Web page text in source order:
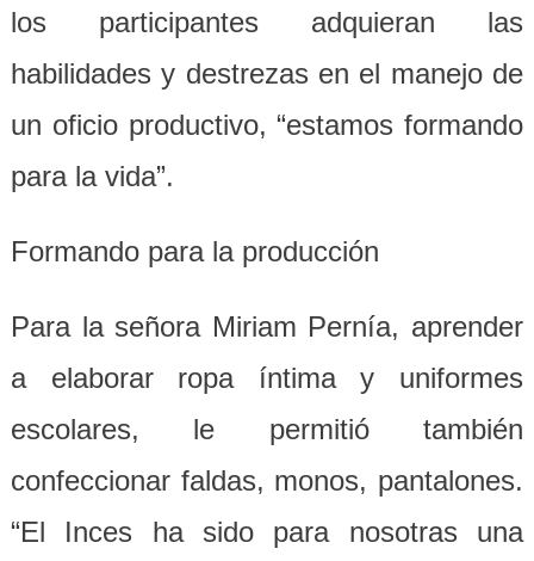
los participantes adquieran las
habilidades y destrezas en el manejo de
un oficio productivo, “estamos formando
para la vida”.
Formando para la producción
Para la señora Miriam Pernía, aprender
a elaborar ropa íntima y uniformes
escolares, le permitió también
confeccionar faldas, monos, pantalones.
“El Inces ha sido para nosotras una